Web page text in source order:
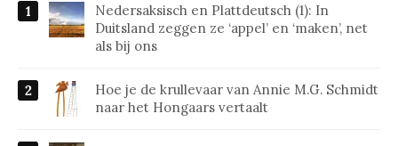
Nedersaksisch en Plattdeutsch (1): In
Duitsland zeggen ze ‘appel’ en ‘maken’, net
als bij ons
Hoe je de krullevaar van Annie M.G. Schmidt
naar het Hongaars vertaalt